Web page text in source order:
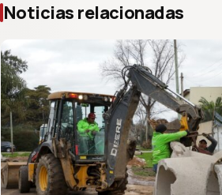
Noticias relacionadas